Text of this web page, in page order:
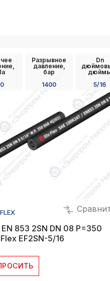
k
k
k
Разрывное
давление,
бар
1400
Dn
5/16
853 2SN DN 08 P=350
EF2SN-5/16